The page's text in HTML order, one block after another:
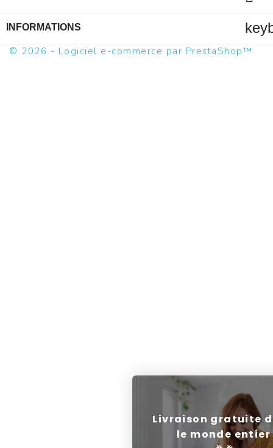
INFORMATIONS
© 2026 - Logiciel e-commerce par PrestaShop™
Livraison gratuite
le monde entier